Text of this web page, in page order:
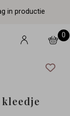
in productie
0